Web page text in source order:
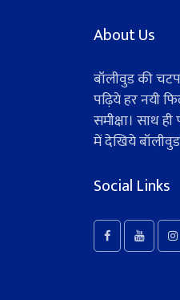
About Us
बॉलीवुड की
पढ़िये हर नयी
समीक्षा। साथ
में देखिये
Social Links